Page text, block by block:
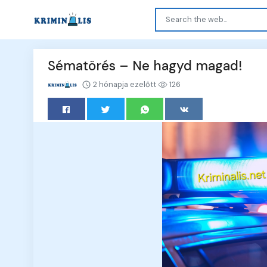
Sématörés – Ne hagyd magad!
2 hónapja ezelőtt 126